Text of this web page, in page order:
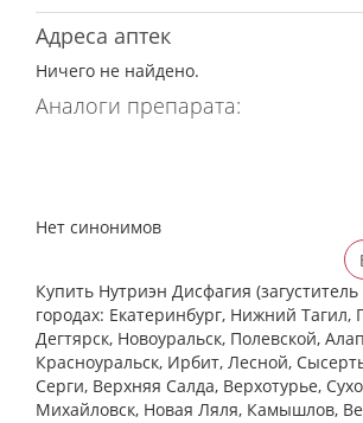
Адреса аптек
Ничего не найдено.
Аналоги препарата:
Нет синонимов
Купить Нутриэн Дисфагия
городах: Екатеринбург, Нижний Тагил,
Дегтярск, Новоуральск, Полевской,
Красноуральск, Ирбит, Лесной,
Cерги, Верхняя Салда, Верхотурье,
Михайловск, Новая Ляля, Камышлов,